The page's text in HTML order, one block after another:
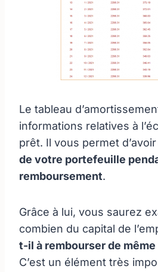
Le tableau
informations relatives à
prêt. Il vous permet d’avoir
de votre portefeuille
remboursement.
Grâce à lui, vous saurez
combien du capital de
t-il à rembourser de
C’est un élément très